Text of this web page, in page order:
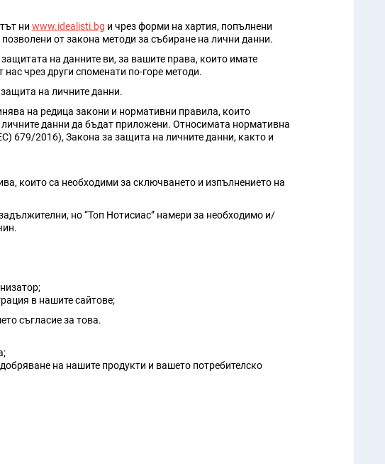
ни www.idealisti.bg и чрез форми на хартия, попълнени
от закона методи за събиране на лични данни.
на данните ви, за вашите права, които имате
чрез други споменати по-горе методи.
на личните данни.
на редица закони и нормативни правила, които
данни да бъдат приложени. Относимата нормативна
679/2016), Закона за защита на личните данни, както и
които са необходими за сключването и изпълнението на
но “Топ Нотисиас” намери за необходимо и/
в нашите сайтове;
съгласие за това.
на нашите продукти и вашето потребителско